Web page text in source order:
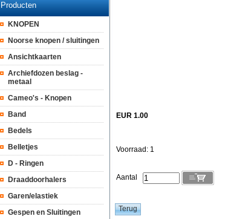
Producten
KNOPEN
Noorse knopen / sluitingen
Ansichtkaarten
Archiefdozen beslag -
metaal
Cameo's - Knopen
Band
Bedels
Belletjes
D - Ringen
Draaddoorhalers
Garen/elastiek
Gespen en Sluitingen
EUR 1.00
Voorraad: 1
Aantal